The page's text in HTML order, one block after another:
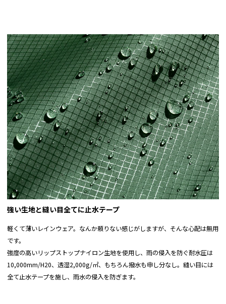
強い生地と縫い目全てに止水テープ
軽くて薄いレインウェア。なんか頼りない感じがしますが、そんな心配は無用
です。
強度の高いリップストップナイロン生地を使用し、雨の侵入を防ぐ耐水圧は
10,000mm/H20、透湿2,000g/㎡、もちろん撥水も申し分なし。縫い目には
全て止水テープを施し、雨水の侵入を防ぎます。